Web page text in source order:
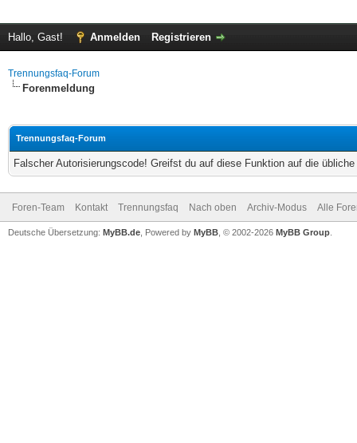
Hallo, Gast! Anmelden Registrieren
Trennungsfaq-Forum
Forenmeldung
Trennungsfaq-Forum
Falscher Autorisierungscode! Greifst du auf diese Funktion auf die
Foren-Team Kontakt Trennungsfaq Nach oben Archiv-Modus Alle
Deutsche Übersetzung: MyBB.de , Powered by MyBB , © 2002-2026 MyBB Group